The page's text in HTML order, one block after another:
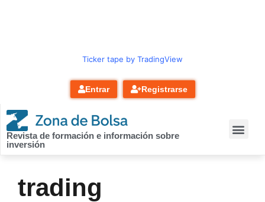
Ticker tape by TradingView
Entrar Registrarse
Revista de formación e información sobre
inversión
trading